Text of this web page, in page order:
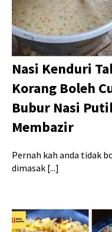
Nasi Kenduri
Korang Boleh
Bubur Nasi
Membazir
Pernah kah anda tidak
dimasak [...]